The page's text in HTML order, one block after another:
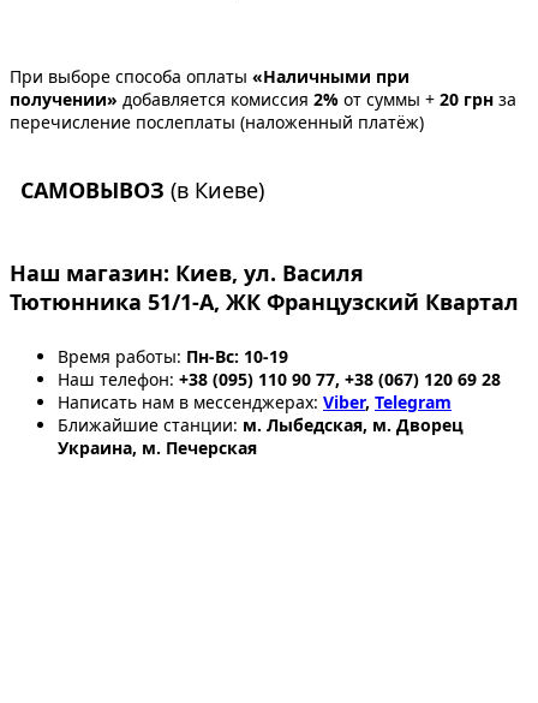
При выборе способа оплаты «Наличными при
получении» добавляется комиссия 2% от суммы + 20 грн за
перечисление послеплаты (наложенный платёж)
САМОВЫВОЗ (в Киеве)
Наш магазин: Киев, ул. Василя
Тютюнника 51/1-А, ЖК Французский Квартал
Время работы: Пн-Вс: 10-19
Наш телефон: +38 (095) 110 90 77, +38 (067) 120 69 28
Написать нам в мессенджерах: Viber, Telegram
Ближайшие станции: м. Лыбедская, м. Дворец
Украина, м. Печерская